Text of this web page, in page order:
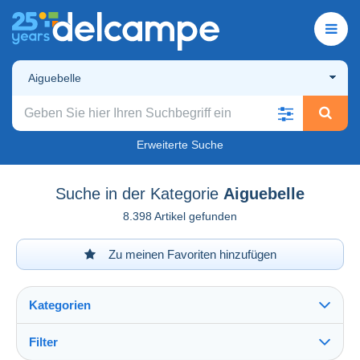
Aiguebelle
Erweiterte Suche
Suche in der Kategorie Aiguebelle
8.398 Artikel gefunden
Zu meinen Favoriten hinzufügen
Kategorien
Filter